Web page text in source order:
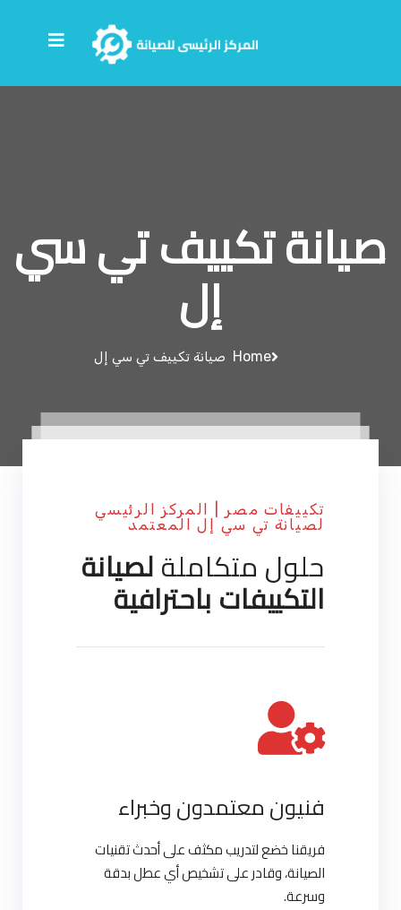
صيانة تكييف تي سي
إل
Home صيانة تكييف تي سي إل
تكييفات مصر | المركز الرئيسي
لصيانة تي سي إل المعتمد
حلول متكاملةلصيانة
التكييفات باحترافية
فنيون معتمدون وخبراء
فريقنا خضع لتدريب مكثف على أحدث تقنيات
الصيانة، وقادر على تشخيص أي عطل بدقة
وسرعة.